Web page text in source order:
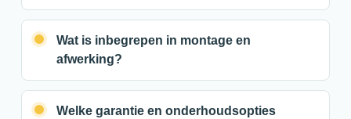
Wat is inbegrepen in montage en
afwerking?
Welke garantie en onderhoudsopties